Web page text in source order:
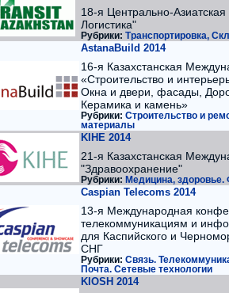
18-я Центрально-
Логистика"
Рубрики: Транспортировка,
AstanaBuild 2014
16-я Казахстанская
«Строительство и
Окна и двери, фасады,
Керамика и камень»
Рубрики: Строительство и
материалы
KIHE 2014
21-я Казахстанская
"Здравоохранение"
Рубрики: Медицина, здоровье.
Caspian Telecoms 2014
13-я Международная
телекоммуникациям и
для Каспийского и
СНГ
Рубрики: Связь.
Почта. Сетевые технологии
KIOSH 2014